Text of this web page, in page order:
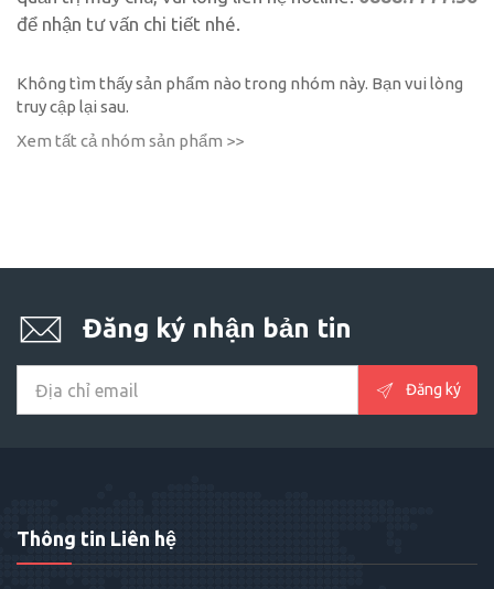
để nhận tư vấn chi tiết nhé.
Không tìm thấy sản phẩm nào trong nhóm này. Bạn vui lòng
truy cập lại sau.
Xem tất cả nhóm sản phẩm >>
Đăng ký nhận bản tin
Đăng ký
Thông tin Liên hệ